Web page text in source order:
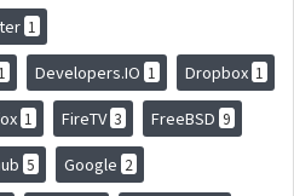
1
1 Developers.IO 1 Dropbox 1
1 FireTV 3 FreeBSD 9
5 Google 2